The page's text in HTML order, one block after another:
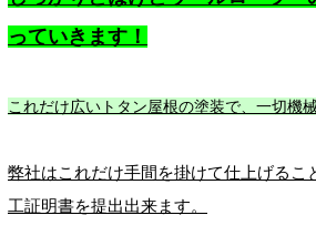
っていきます！
これだけ広いトタン屋根の塗装で、一切機
弊社はこれだけ手間を掛けて仕上げるこ
工証明書を提出出来ます。